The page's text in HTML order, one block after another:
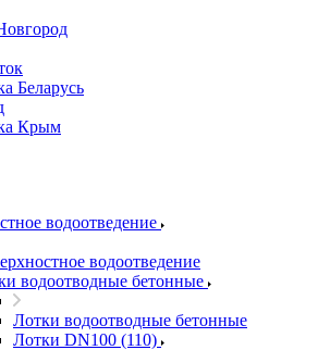
Беларусь
Крым
водоотведение
водоотведение
водоотводные бетонные
Лотки водоотводные бетонные
Лотки DN100 (110)